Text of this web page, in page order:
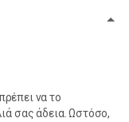
να το
σας άδεια. Ωστόσο,